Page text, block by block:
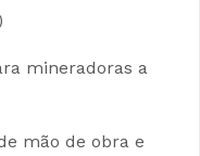
mineradoras a
mão de obra e